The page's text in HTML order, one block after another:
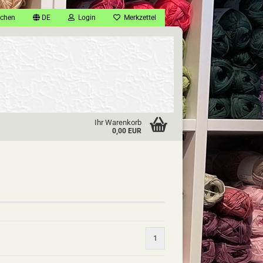
DE Login Merkzettel
Ihr Warenkorb
0,00 EUR
1